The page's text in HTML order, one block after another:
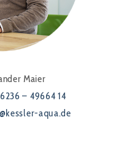
Maier
– 49664 14
aqua.de